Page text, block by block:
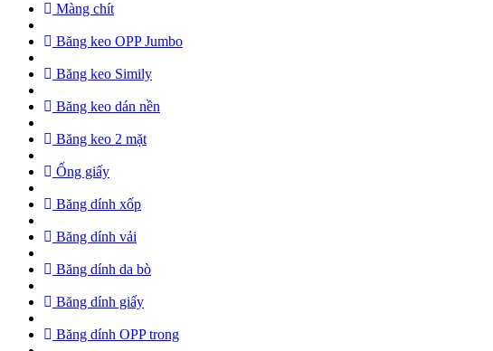
Màng chít
Băng keo OPP Jumbo
Băng keo Simily
Băng keo dán nền
Băng keo 2 mặt
Ống giấy
Băng dính xốp
Băng dính vải
Băng dính da bò
Băng dính giấy
Băng dính OPP trong